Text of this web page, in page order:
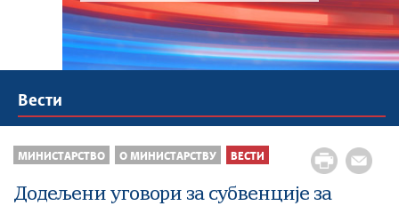
Вести
МИНИСТАРСТВО О МИНИСТАРСТВУ ВЕСТИ
Додељени уговори за субвенције за